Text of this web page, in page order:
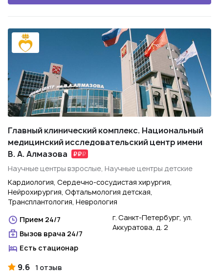
Главный клинический комплекс. Национальный
медицинский исследовательский центр имени
В. А. Алмазова
Научные центры взрослые, Научные центры детские
Кардиология, Сердечно-сосудистая хирургия,
Нейрохирургия, Офтальмология детская,
Трансплантология, Неврология
Прием 24/7
Вызов врача 24/7
Есть стационар
г. Санкт-Петербург, ул.
Аккуратова, д. 2
9.6 1 отзыв